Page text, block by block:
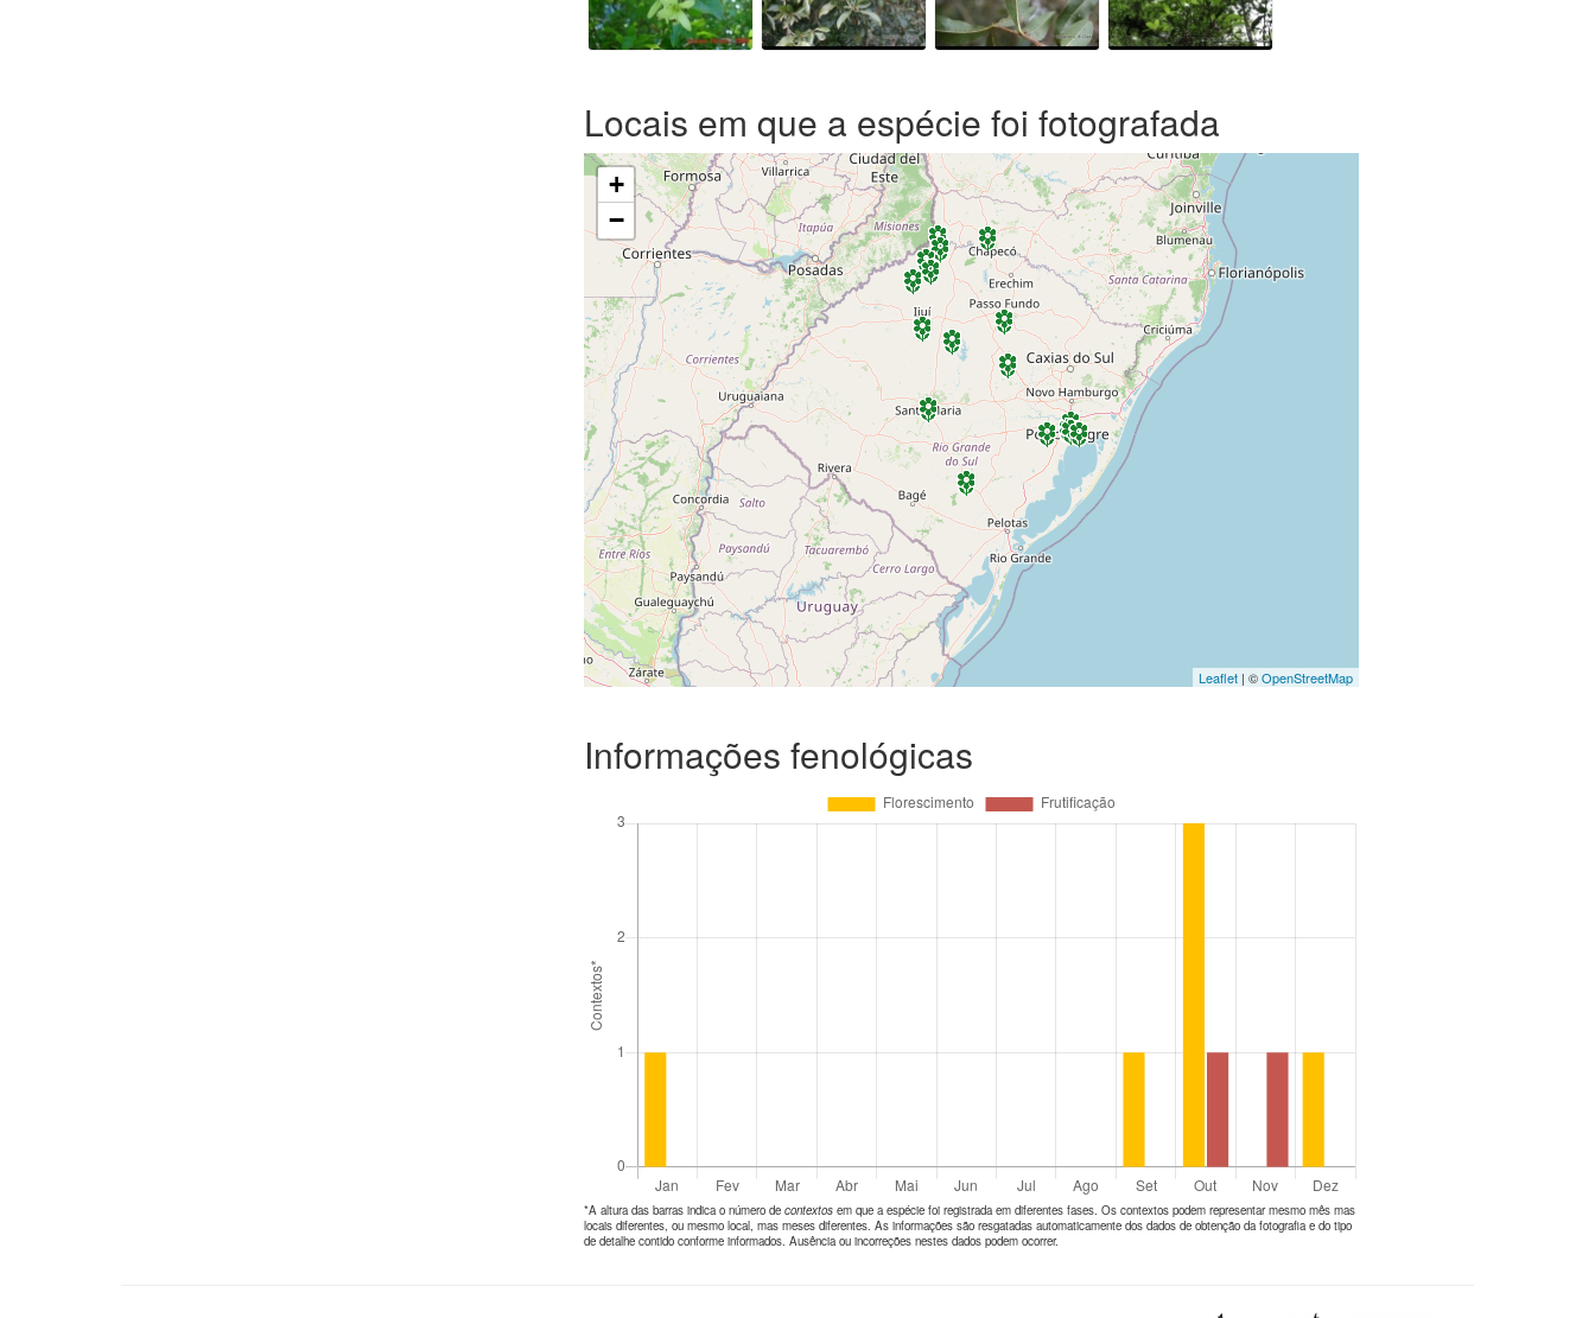
Locais em que a espécie foi fotografada
+
−
Leaflet| ©OpenStreetMap
Informações fenológicas
*A altura das barras indica o número de contextos em que a espécie foi registrada em diferentes fases. Os contextos podem representar mesmo mês mas
locais diferentes, ou mesmo local, mas meses diferentes. As informações são resgatadas automaticamente dos dados de obtenção da fotografia e do tipo
de detalhe contido conforme informados. Ausência ou incorreções nestes dados podem ocorrer.